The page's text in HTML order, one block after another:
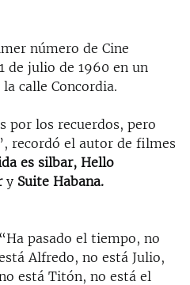
número de Cine
de julio de 1960 en un
calle Concordia.
por los recuerdos, pero
recordó el autor de filmes
es silbar, Hello
y Suite Habana.
“Ha pasado el tiempo, no
Alfredo, no está Julio,
está Titón, no está el